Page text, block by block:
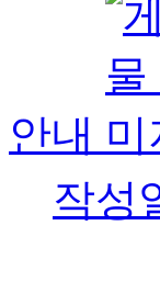
안내
작성